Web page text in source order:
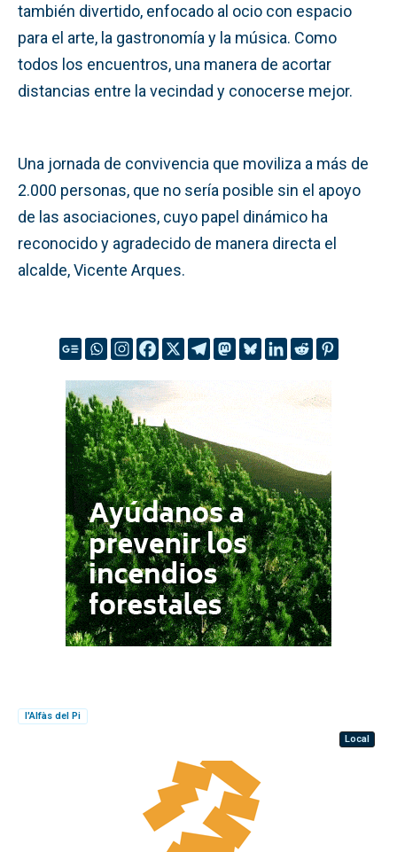
también divertido, enfocado al ocio con espacio
para el arte, la gastronomía y la música. Como
todos los encuentros, una manera de acortar
distancias entre la vecindad y conocerse mejor.
Una jornada de convivencia que moviliza a más de
2.000 personas, que no sería posible sin el apoyo
de las asociaciones, cuyo papel dinámico ha
reconocido y agradecido de manera directa el
alcalde, Vicente Arques.
l'Alfàs del Pi
Local